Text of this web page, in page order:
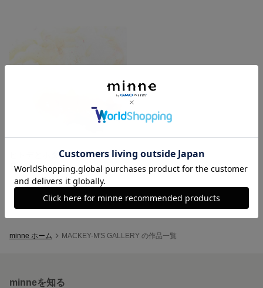
ヒトデとホタテのバレッタ
展示中
minne ホーム MACKEY-M'S GALLERY の作品一覧
minneを知る